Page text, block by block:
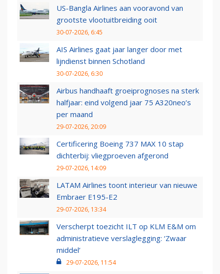
US-Bangla Airlines aan vooravond van
grootste vlootuitbreiding ooit
30-07-2026, 6:45
AIS Airlines gaat jaar langer door met
lijndienst binnen Schotland
30-07-2026, 6:30
Airbus handhaaft groeiprognoses na sterk
halfjaar: eind volgend jaar 75 A320neo’s
per maand
29-07-2026, 20:09
Certificering Boeing 737 MAX 10 stap
dichterbij: vliegproeven afgerond
29-07-2026, 14:09
LATAM Airlines toont interieur van nieuwe
Embraer E195-E2
29-07-2026, 13:34
Verscherpt toezicht ILT op KLM E&M om
administratieve verslaglegging: ‘Zwaar
middel’
29-07-2026, 11:54